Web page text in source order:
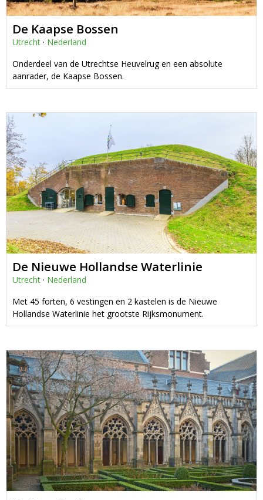
De Kaapse Bossen
Utrecht · Nederland
Onderdeel van de Utrechtse Heuvelrug en een absolute
aanrader, de Kaapse Bossen.
De Nieuwe Hollandse Waterlinie
Utrecht · Nederland
Met 45 forten, 6 vestingen en 2 kastelen is de Nieuwe
Hollandse Waterlinie het grootste Rijksmonument.